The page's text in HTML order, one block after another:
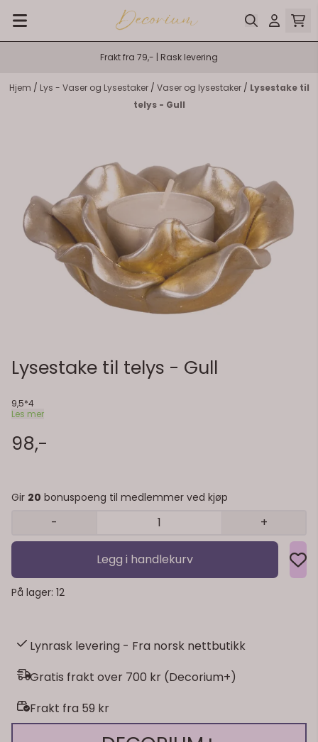
Hopp til innhold
Frakt fra 79,- | Rask levering
Hjem / Lys - Vaser og Lysestaker / Vaser og lysestaker / Lysestake til
telys - Gull
Lysestake til telys - Gull
9,5*4
Les mer
98,-
Gir 20 bonuspoeng til medlemmer ved kjøp
- +
Legg i handlekurv
På lager: 12
Lynrask levering - Fra norsk nettbutikk
Gratis frakt over 700 kr (Decorium+)
Frakt fra 59 kr